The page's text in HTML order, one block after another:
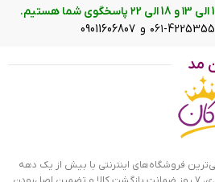
مد
فروشگاه‌های اینترنتی با بیش از یک دهه